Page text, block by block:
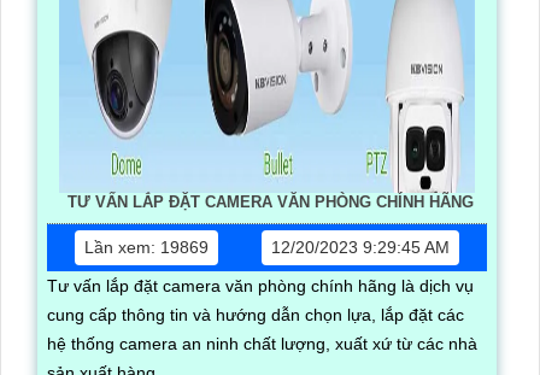
TƯ VẤN LẮP ĐẶT CAMERA VĂN PHÒNG CHÍNH HÃNG
Lần xem: 19869
12/20/2023 9:29:45 AM
Tư vấn lắp đặt camera văn phòng chính hãng là dịch vụ
cung cấp thông tin và hướng dẫn chọn lựa, lắp đặt các
hệ thống camera an ninh chất lượng, xuất xứ từ các nhà